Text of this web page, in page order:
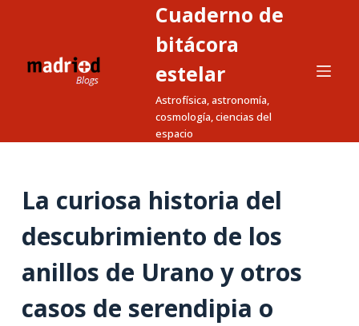
a
Cuaderno de
bitácora
estelar
Astrofísica, astronomía,
cosmología, ciencias del
espacio
La curiosa historia del
descubrimiento de los
anillos de Urano y otros
casos de serendipia o